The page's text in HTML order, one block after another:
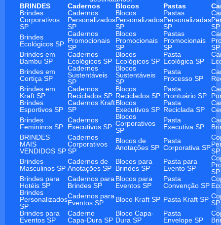
BRINDES
Cadernos Blocos Pastas
Brindes
Corporativos
SP
Cadernos
Personalizados
SP
Blocos
Personalizados
SP
Pastas
Personalizadas
SP
SP
Brindes
Ecológicos SP
Cadernos
Promocionais
SP
Blocos
Promocionais
SP
Pastas
Promocionais
SP
SP
Brindes em
Bambu SP
Cadernos
Ecológicos SP
Blocos
Ecológicos SP
Pasta
Ecológica SP
Brindes em
Cortiça SP
Cadernos
Sustentáveis
SP
Blocos
Sustentáveis
SP
Pasta
Processo SP
Brindes em
Kraft SP
Cadernos
Reciclados SP
Blocos
Reciclados SP
Pasta
Prontuário SP
Brindes
Esportivos SP
Cadernos Kraft
SP
Blocos
Executivos SP
Pasta
Reciclada SP
Brindes
Femininos SP
Cadernos
Executivos SP
Blocos
Corporativos
SP
Pasta
Executiva SP
BRINDES
MAIS
VENDIDOS SP
Cadernos
Corporativos
SP
Blocos de
Anotações SP
Pasta
Corporativa SPSP
Brindes
Masculinos SP
Cadernos de
Anotações SP
Blocos para
Brindes SP
Pasta para
Evento SP
SP
Brindes para
Hotéis SP
Cadernos para
Brindes SP
Blocos para
Eventos SP
Pasta
Convenção SP
Brindes
Personalizados
SP
Cadernos para
Eventos SP
Bloco Kraft SP Pasta Kraft SP SP
Brindes para
Eventos SP
Caderno
Capa-Dura SP
Bloco Capa-
Dura SP
Pasta
Envelope SP